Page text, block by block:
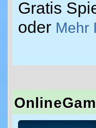
Gratis
oder Mehr